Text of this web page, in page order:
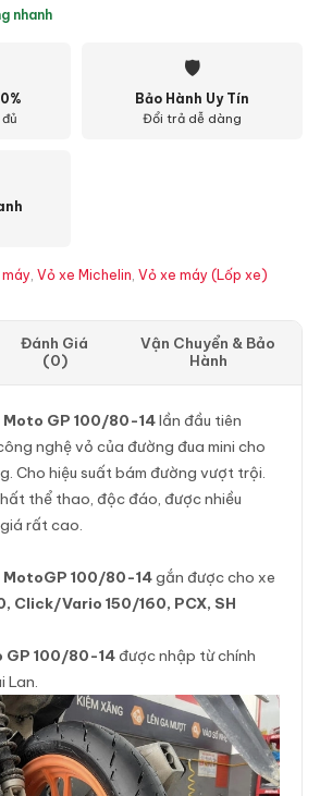
nhanh
🛡
Bảo Hành Uy Tín
Đổi trả dễ dàng
máy, Vỏ xe Michelin, Vỏ xe máy (Lốp xe)
Đánh Giá
(0)
Vận Chuyển & Bảo
Hành
GP 100/80-14lần đầu tiên
nghệ vỏ của đường đua mini cho
Cho hiệu suất bám đường vượt trội.
thể thao, độc đáo, được nhiều
rất cao.
100/80-14gắn được cho xe
Click/Vario 150/160, PCX, SH
GP 100/80-14được nhập từ chính
Lan.